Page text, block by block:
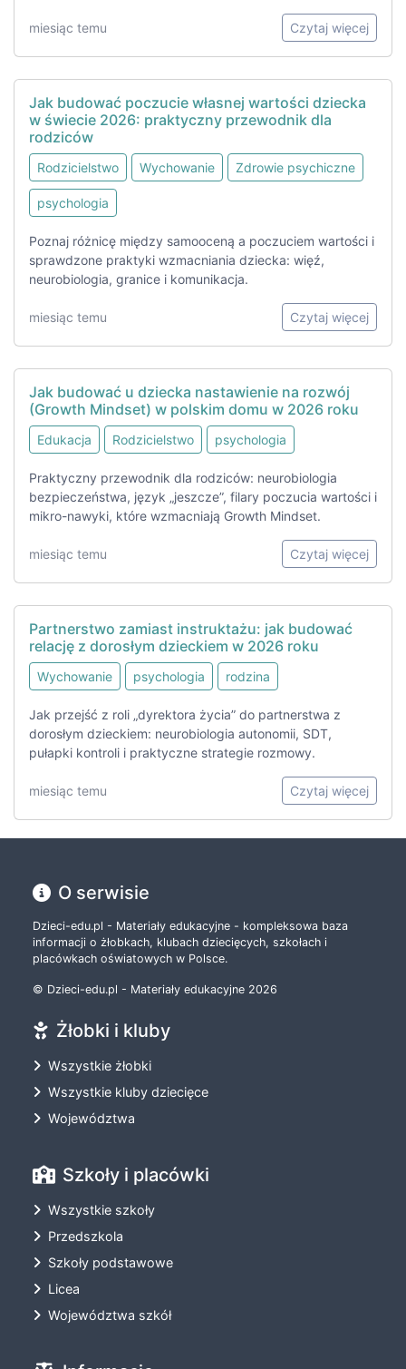
miesiąc temu Czytaj więcej
Jak budować poczucie własnej wartości dziecka
w świecie 2026: praktyczny przewodnik dla
rodziców
Rodzicielstwo Wychowanie Zdrowie psychiczne
psychologia
Poznaj różnicę między samooceną a poczuciem wartości i
sprawdzone praktyki wzmacniania dziecka: więź,
neurobiologia, granice i komunikacja.
miesiąc temu Czytaj więcej
Jak budować u dziecka nastawienie na rozwój
(Growth Mindset) w polskim domu w 2026 roku
Edukacja Rodzicielstwo psychologia
Praktyczny przewodnik dla rodziców: neurobiologia
bezpieczeństwa, język „jeszcze”, filary poczucia wartości i
mikro-nawyki, które wzmacniają Growth Mindset.
miesiąc temu Czytaj więcej
Partnerstwo zamiast instruktażu: jak budować
relację z dorosłym dzieckiem w 2026 roku
Wychowanie psychologia rodzina
Jak przejść z roli „dyrektora życia” do partnerstwa z
dorosłym dzieckiem: neurobiologia autonomii, SDT,
pułapki kontroli i praktyczne strategie rozmowy.
miesiąc temu Czytaj więcej
O serwisie
Dzieci-edu.pl - Materiały edukacyjne - kompleksowa baza
informacji o żłobkach, klubach dziecięcych, szkołach i
placówkach oświatowych w Polsce.
© Dzieci-edu.pl - Materiały edukacyjne 2026
Żłobki i kluby
Wszystkie żłobki
Wszystkie kluby dziecięce
Województwa
Szkoły i placówki
Wszystkie szkoły
Przedszkola
Szkoły podstawowe
Licea
Województwa szkół